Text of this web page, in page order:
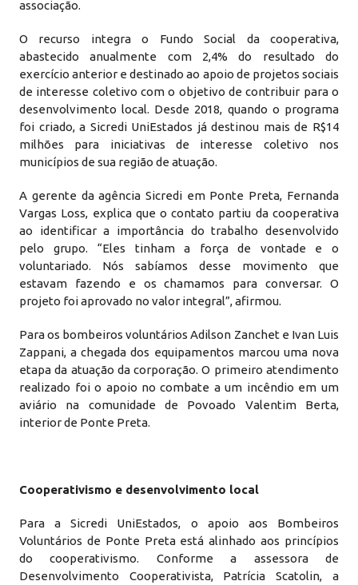
associação.
O recurso integra o Fundo Social da cooperativa,
abastecido anualmente com 2,4% do resultado do
exercício anterior e destinado ao apoio de projetos sociais
de interesse coletivo com o objetivo de contribuir para o
desenvolvimento local. Desde 2018, quando o programa
foi criado, a Sicredi UniEstados já destinou mais de R$14
milhões para iniciativas de interesse coletivo nos
municípios de sua região de atuação.
A gerente da agência Sicredi em Ponte Preta, Fernanda
Vargas Loss, explica que o contato partiu da cooperativa
ao identificar a importância do trabalho desenvolvido
pelo grupo.
“Eles tinham a força de vontade e o
voluntariado. Nós sabíamos desse movimento que
estavam fazendo e os chamamos para conversar. O
projeto foi aprovado no valor integral”, afirmou.
Para os bombeiros voluntários Adilson Zanchet e Ivan Luis
Zappani, a chegada dos equipamentos marcou uma nova
etapa da atuação da corporação. O primeiro atendimento
realizado foi o apoio no combate a um incêndio em um
aviário na comunidade de Povoado Valentim Berta,
interior de Ponte Preta.
Cooperativismo e desenvolvimento local
Para a Sicredi UniEstados, o apoio aos Bombeiros
Voluntários de Ponte Preta está alinhado aos princípios
do cooperativismo. Conforme a assessora de
Desenvolvimento Cooperativista, Patrícia Scatolin, a